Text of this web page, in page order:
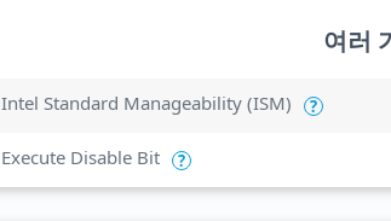
여러
Intel Standard Manageability (ISM) ?
Execute Disable Bit
?